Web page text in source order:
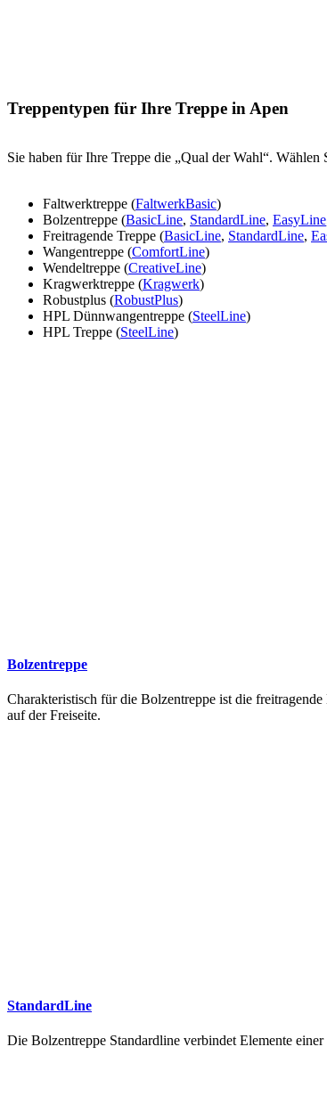
Treppentypen für Ihre Treppe in Apen
Sie haben für Ihre Treppe die „Qual der Wahl“.
Faltwerktreppe (FaltwerkBasic)
Bolzentreppe (BasicLine, StandardLine, EasyLine
Freitragende Treppe (BasicLine, StandardLine,
Wangentreppe (ComfortLine)
Wendeltreppe (CreativeLine)
Kragwerktreppe (Kragwerk)
Robustplus (RobustPlus)
HPL Dünnwangentreppe (SteelLine)
HPL Treppe (SteelLine)
Bolzentreppe
Charakteristisch für die Bolzentreppe ist die
auf der Freiseite.
StandardLine
Die Bolzentreppe Standardline verbindet Elemente